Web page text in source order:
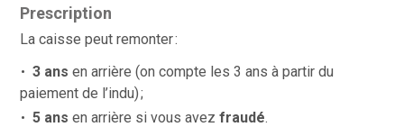
Prescription
La caisse peut remonter :
3 ans en arrière (on compte les 3 ans à partir du
paiement de l’indu) ;
5 ans en arrière si vous avezfraudé.